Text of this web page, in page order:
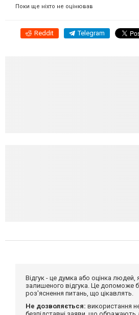
Поки ще ніхто не оцінював
Reddit Telegram
Відгук - це думка або оцінка
залишеного відгука. Це допоможе
роз'яснення питань, що цікавлять.
Не дозволяється: використання